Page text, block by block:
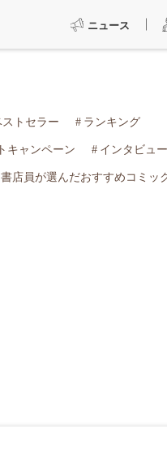
ニュース
ストセラー ランキング
キャンペーン インタビュー
店員が選んだおすすめコミッ